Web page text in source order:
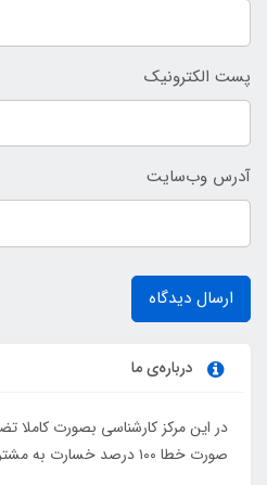
پست الکترونیک
آدرس وب‌سایت
ارسال دیدگاه
درباره‌ی ما
در این مرکز کارشناسی بصورت کاملا
صورت خطا ۱۰۰ درصد خسارت به مشتری پرداخت می شود...